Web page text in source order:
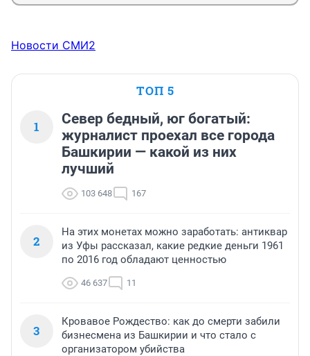
Новости СМИ2
ТОП 5
1
Север бедный, юг богатый:
журналист проехал все города
Башкирии — какой из них
лучший
103 648 167
2
На этих монетах можно заработать: антиквар
из Уфы рассказал, какие редкие деньги 1961
по 2016 год обладают ценностью
46 637 11
3
Кровавое Рождество: как до смерти забили
бизнесмена из Башкирии и что стало с
организатором убийства